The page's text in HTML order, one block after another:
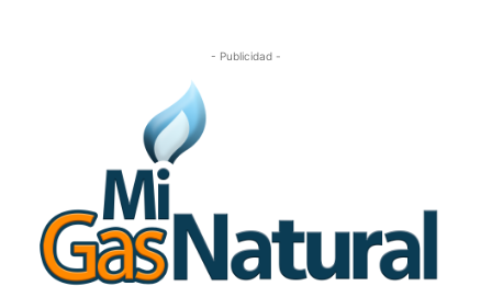
- Publicidad -